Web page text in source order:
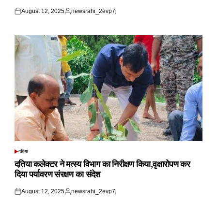
Posted
August 12, 2025
Posted
newsrahi_2evp7j
POSTED
दतिया
दतिया कलेक्टर ने मत्स्य विभाग का निरीक्षण किया,वृक्षारोपण कर
दिया पर्यावरण संरक्षण का संदेश
Posted
August 12, 2025
Posted
newsrahi_2evp7j